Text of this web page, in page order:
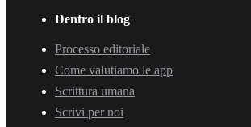
Dentro il blog
Processo editoriale
Come valutiamo le app
Scrittura umana
Scrivi per noi